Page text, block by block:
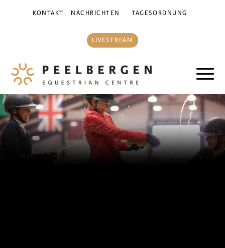
KONTAKT NACHRICHTEN TAGESORDNUNG
LIVESTREAM